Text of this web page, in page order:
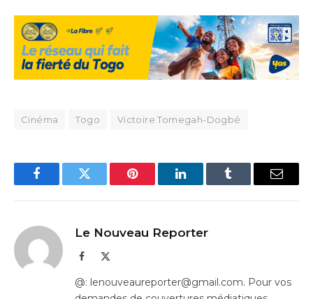
Cinéma Togo Victoire Tomegah-Dogbé
FacebookTwitter Pinterest LinkedInTumblr Email
Le Nouveau Reporter
Facebook
@: lenouveaureporter@gmail.com. Pour vos